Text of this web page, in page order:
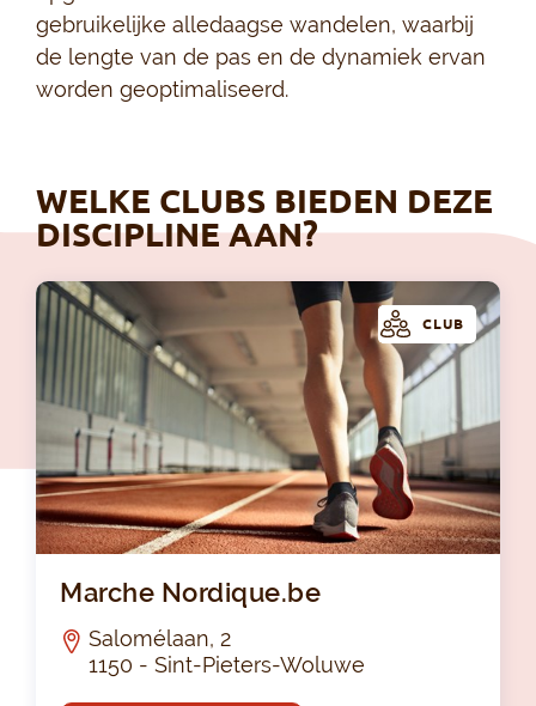
gebruikelijke alledaagse wandelen, waarbij
de lengte van de pas en de dynamiek ervan
worden geoptimaliseerd.
WELKE CLUBS BIEDEN DEZE
DISCIPLINE AAN?
CLUB
Marche Nordique.be
Salomélaan, 2
1150 - Sint-Pieters-Woluwe